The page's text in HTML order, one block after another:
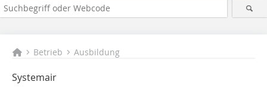
Betrieb Ausbildung
Systemair